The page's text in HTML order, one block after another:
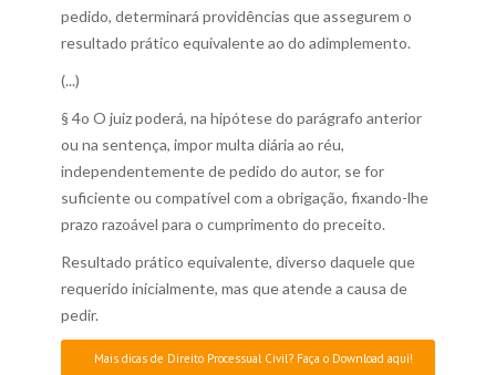
pedido, determinará providências que assegurem o
resultado prático equivalente ao do adimplemento.
(...)
§ 4o O juiz poderá, na hipótese do parágrafo anterior
ou na sentença, impor multa diária ao réu,
independentemente de pedido do autor, se for
suficiente ou compatível com a obrigação, fixando-lhe
prazo razoável para o cumprimento do preceito.
Resultado prático equivalente, diverso daquele que
requerido inicialmente, mas que atende a causa de
pedir.
Mais dicas de Direito Processual Civil? Faça o Download aqui!